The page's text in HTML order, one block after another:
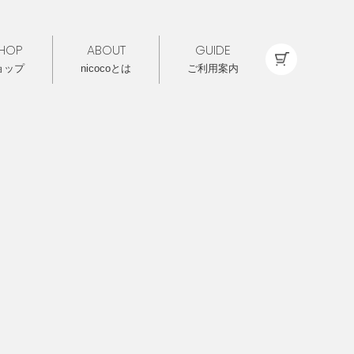
ップ
ABOUT
nicocoとは
GUIDE
ご利用案内